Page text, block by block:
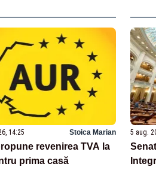
14:25 Stoica Marian
revenirea TVA la
prima casă
5 aug.